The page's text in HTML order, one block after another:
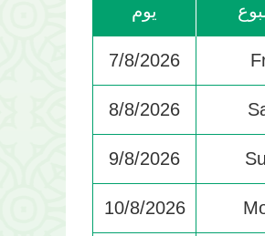
يوم
7/8/2026
8/8/2026
9/8/2026
10/8/2026